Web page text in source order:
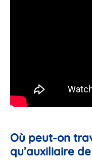
Où peut-on
qu’auxiliaire